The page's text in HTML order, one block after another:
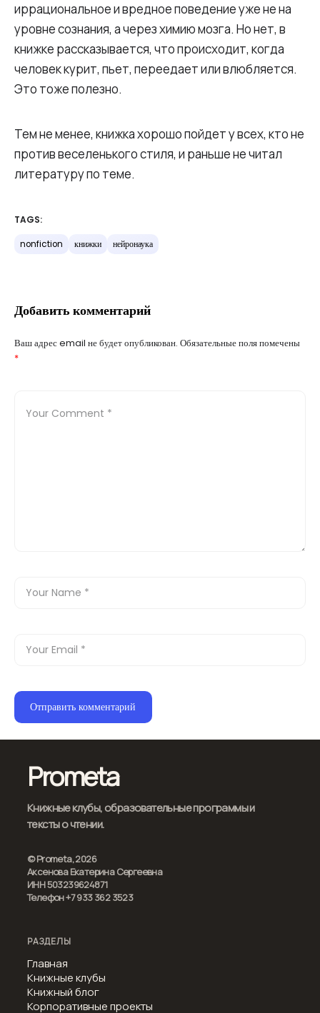
иррациональное и вредное поведение уже не на
уровне сознания, а через химию мозга. Но нет, в
книжке рассказывается, что происходит, когда
человек курит, пьет, переедает или влюбляется.
Это тоже полезно.
Тем не менее, книжка хорошо пойдет у всех, кто не
против веселенького стиля, и раньше не читал
литературу по теме.
TAGS:
nonfiction книжки нейронаука
Добавить комментарий
Ваш адрес email не будет опубликован. Обязательные поля помечены
*
Prometa
Книжные клубы, образовательные программы и
тексты о чтении.
© Prometa, 2026
Аксенова Екатерина Сергеевна
ИНН 503239624871
Телефон +7 933 362 3523
РАЗДЕЛЫ
Главная
Книжные клубы
Книжный блог
Корпоративные проекты